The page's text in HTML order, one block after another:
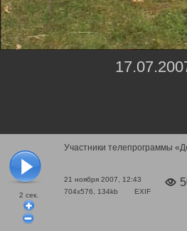
2 сек.
Участники телепрограммы
21 ноября 2007, 12:43
704x576, 134kb
EXIF